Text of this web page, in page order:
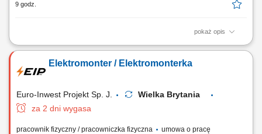
9 godz.
pokaż opis
Twój zakres obowiązków wsparcie Działu Umów w bieżącej obsłudze
dokumentów związanych z umowami, współudział w przygotowywaniu
dokumentów związanych z realizacją kontraktów budowlanych,
Elektromonter / Elektromonterka
Euro-Inwest Projekt Sp. J.
Wielka Brytania
za 2 dni wygasa
pracownik fizyczny / pracowniczka fizyczna
umowa o pracę